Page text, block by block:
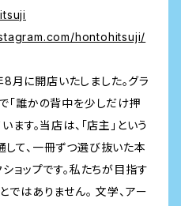
hontohitsuji/
8月に開店いたしました。グラ
「誰かの背中を少しだけ押
ます。当店は、「店主」という
て、一冊ずつ選び抜いた本
ョップです。私たちが目指す
ではありません。 文学、アー